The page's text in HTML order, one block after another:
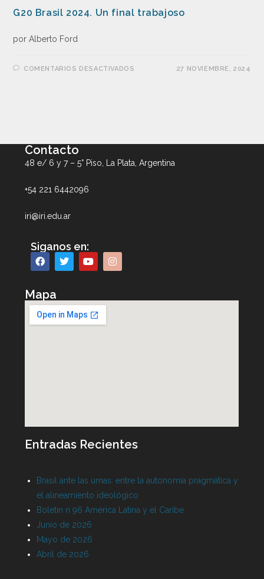
G20 Brasil 2024. Un final trabajoso
por Alberto Ford
COMENTARIOS DESACTIVADOS 27 NOVIEMBRE, 2024
Contacto
48 e/ 6 y 7 – 5° Piso, La Plata, Argentina
+54 221 6442096
iri@iri.edu.ar
Siganos en:
Mapa
Entradas Recientes
Brasil ante las urnas: entre la autonomía pragmática y
el alineamiento ideológico
Boletín n 96 América Latina y el Caribe
Junio de 2026
Mayo de 2026
Abril de 2026